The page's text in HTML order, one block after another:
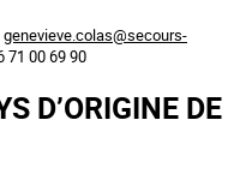
genevieve.colas@secours-
71 00 69 90
D’ORIGINE DE